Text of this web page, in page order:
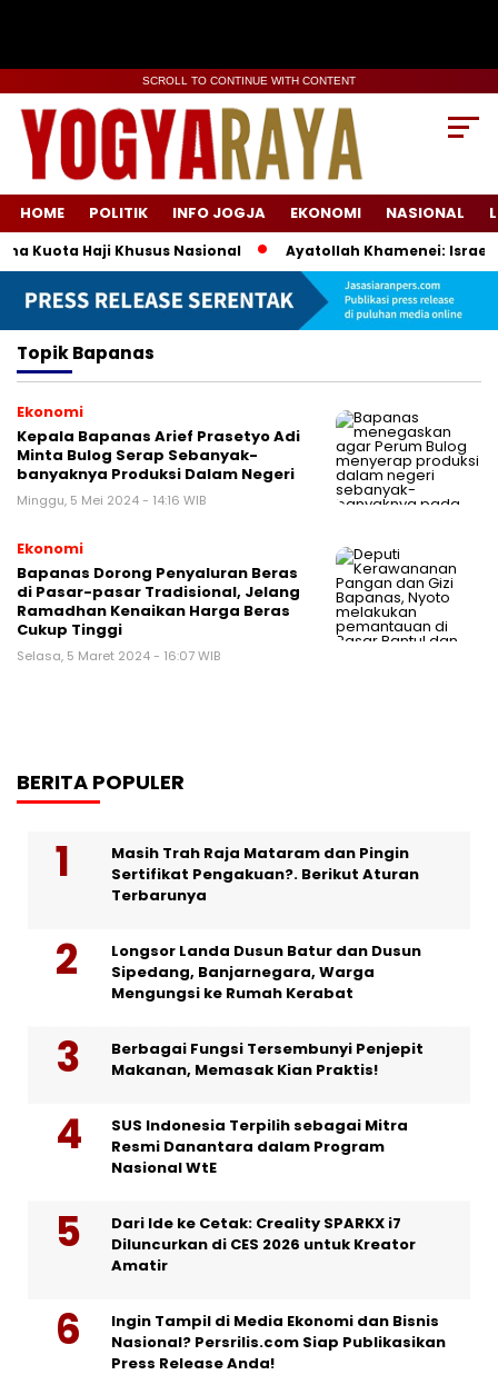
SCROLL TO CONTINUE WITH CONTENT
HOME POLITIK INFO JOGJA EKONOMI NASIONAL
Kuota Haji Khusus Nasional Ayatollah Khamenei: Israel
TopikBapanas
Ekonomi
Kepala Bapanas Arief Prasetyo Adi
Minta Bulog Serap Sebanyak-
banyaknya Produksi Dalam Negeri
Minggu, 5 Mei 2024 - 14:16 WIB
Ekonomi
Bapanas Dorong Penyaluran Beras
di Pasar-pasar Tradisional, Jelang
Ramadhan Kenaikan Harga Beras
Cukup Tinggi
Selasa, 5 Maret 2024 - 16:07 WIB
BERITA POPULER
Masih Trah Raja Mataram dan Pingin
Sertifikat Pengakuan?. Berikut Aturan
Terbarunya
Longsor Landa Dusun Batur dan Dusun
Sipedang, Banjarnegara, Warga
Mengungsi ke Rumah Kerabat
Berbagai Fungsi Tersembunyi Penjepit
Makanan, Memasak Kian Praktis!
SUS Indonesia Terpilih sebagai Mitra
Resmi Danantara dalam Program
Nasional WtE
Dari Ide ke Cetak: Creality SPARKX i7
Diluncurkan di CES 2026 untuk Kreator
Amatir
Ingin Tampil di Media Ekonomi dan Bisnis
Nasional? Persrilis.com Siap Publikasikan
Press Release Anda!